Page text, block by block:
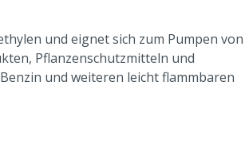
und eignet sich zum Pumpen von
Pflanzenschutzmitteln und
und weiteren leicht flammbaren